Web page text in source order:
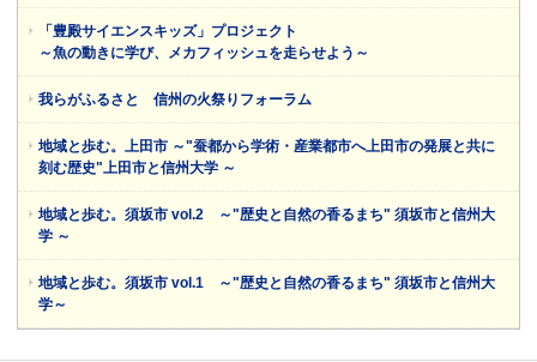
「豊殿サイエンスキッズ」プロジェクト
～魚の動きに学び、メカフィッシュを走らせよう～
我らがふるさと 信州の火祭りフォーラム
地域と歩む。上田市 ～"蚕都から学術・産業都市へ上田市の発展と共に
刻む歴史"上田市と信州大学 ～
地域と歩む。須坂市 vol.2 ～"歴史と自然の香るまち" 須坂市と信州大
学 ～
地域と歩む。須坂市 vol.1 ～"歴史と自然の香るまち" 須坂市と信州大
学～